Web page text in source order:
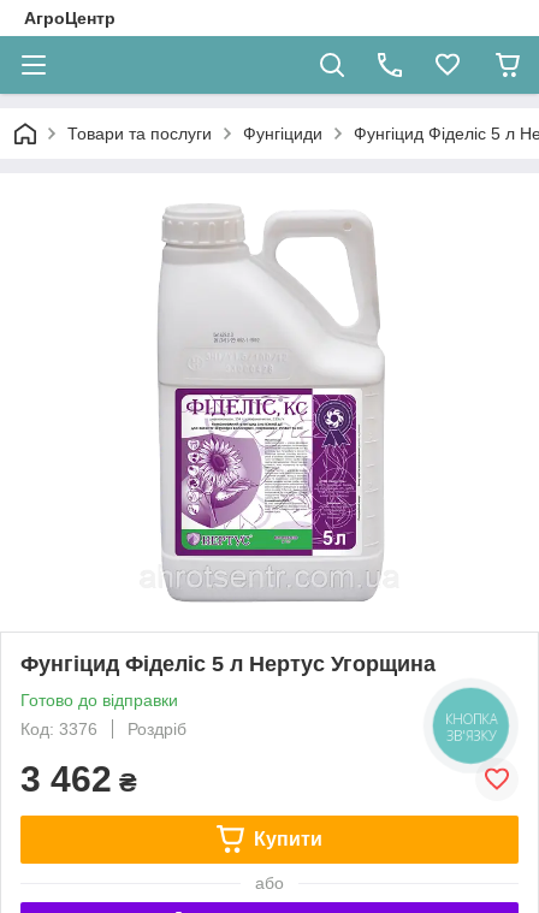
АгроЦентр
Товари та послуги Фунгіциди Фунгіцид Фіделіс 5 л
Фунгіцид Фіделіс 5 л Нертус Угорщина
Готово до відправки
Код: 3376
Роздріб
3 462 ₴
Купити
або
КНОПКА
ЗВ'ЯЗКУ